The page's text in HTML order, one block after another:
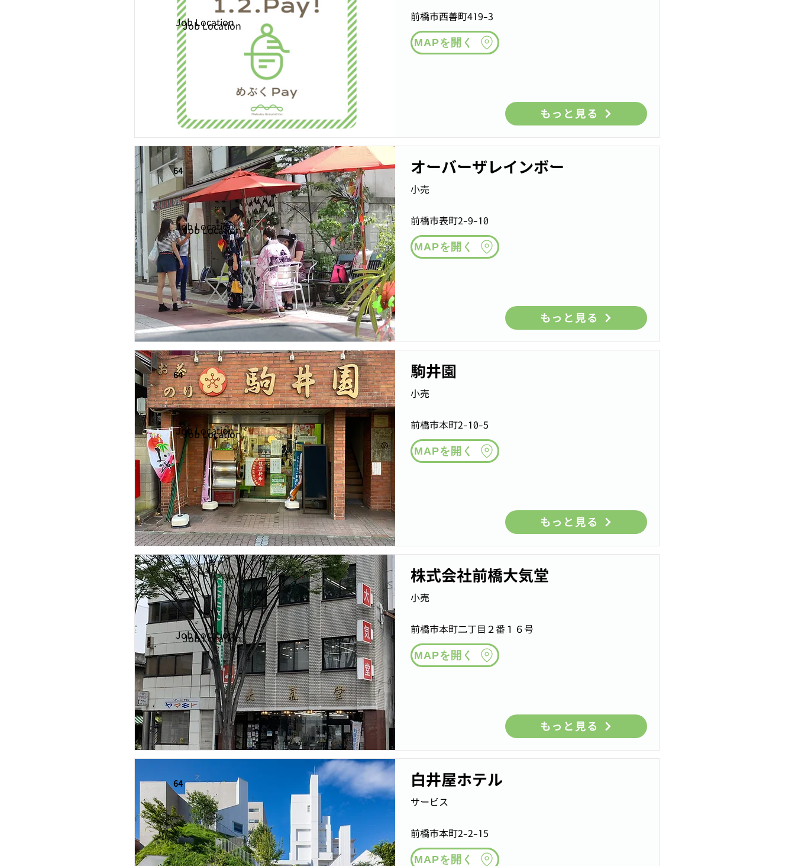
前橋市西善町419-3
MAPを開く
もっと見る
オーバーザレインボー
小売
前橋市表町2-9-10
MAPを開く
もっと見る
64
駒井園
小売
前橋市本町2-10-5
MAPを開く
もっと見る
64
株式会社前橋大気堂
小売
前橋市本町二丁目２番１６号
MAPを開く
もっと見る
64
白井屋ホテル
サービス
前橋市本町2-2-15
MAPを開く
64
Job Location
Job Location
Job Location
Job Location
Job Location
Job Location
Job Location
Job Location